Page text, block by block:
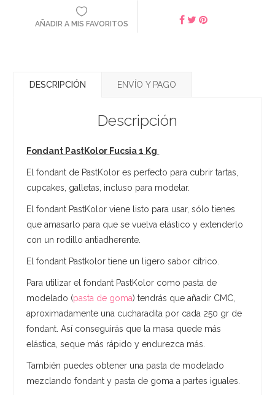
AÑADIR A MIS FAVORITOS
DESCRIPCIÓN ENVÍO Y PAGO
Descripción
Fondant PastKolor Fucsia 1 Kg
El fondant de PastKolor es perfecto para cubrir tartas,
cupcakes, galletas, incluso para modelar.
El fondant PastKolor viene listo para usar, sólo tienes
que amasarlo para que se vuelva elástico y extenderlo
con un rodillo antiadherente.
El fondant Pastkolor tiene un ligero sabor cítrico.
Para utilizar el fondant PastKolor como pasta de
modelado (pasta de goma) tendrás que añadir CMC,
aproximadamente una cucharadita por cada 250 gr de
fondant. Así conseguirás que la masa quede más
elástica, seque más rápido y endurezca más.
También puedes obtener una pasta de modelado
mezclando fondant y pasta de goma a partes iguales.